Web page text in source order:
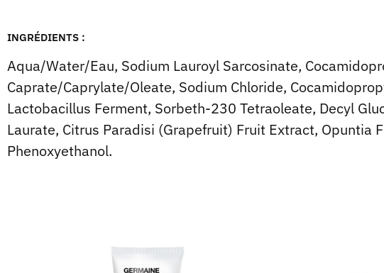
INGRÉDIENTS :
Aqua/Water/Eau, Sodium Lauroyl Sarcosinate,
Caprate/Caprylate/Oleate, Sodium Chloride,
Lactobacillus Ferment, Sorbeth-230 Tetraoleate, Decyl
Laurate, Citrus Paradisi (Grapefruit) Fruit Extract, Opuntia
Phenoxyethanol.